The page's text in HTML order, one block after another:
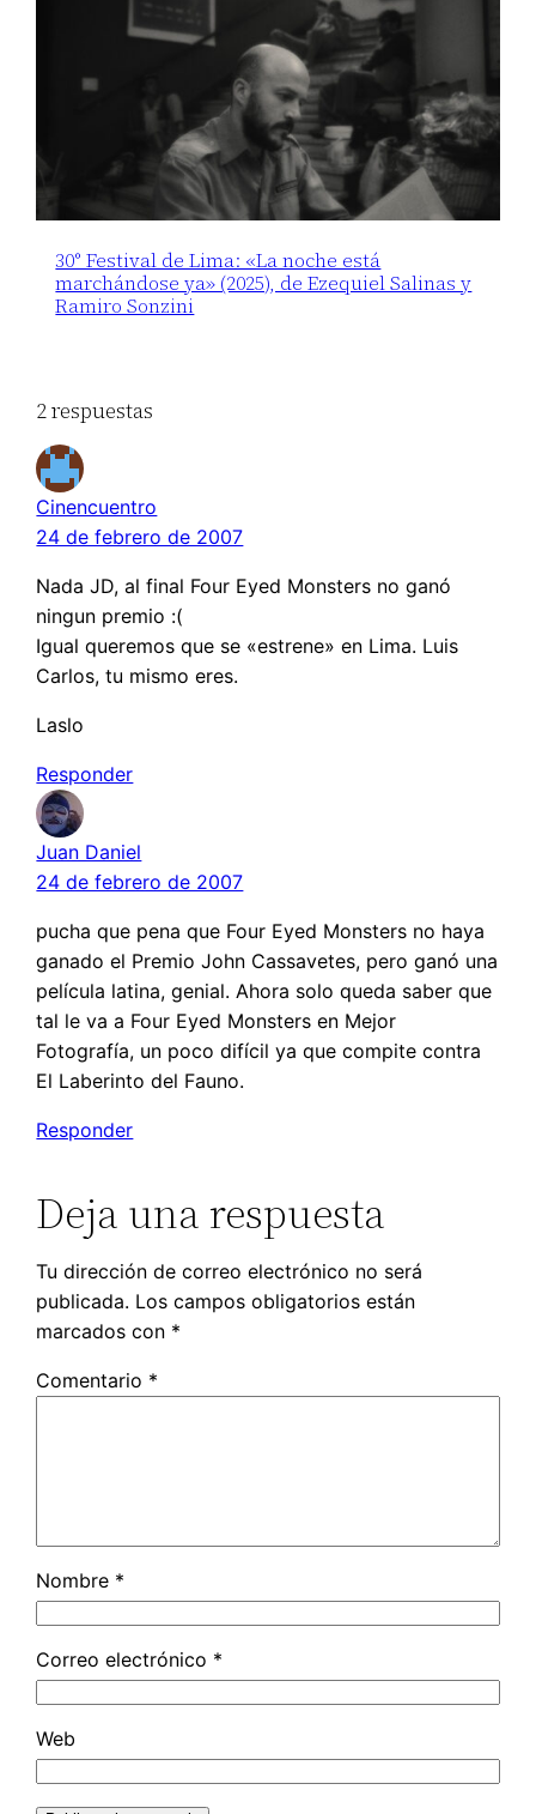
30° Festival de Lima: «La noche está
marchándose ya» (2025), de Ezequiel Salinas y
Ramiro Sonzini
2 respuestas
Cinencuentro
24 de febrero de 2007
Nada JD, al final Four Eyed Monsters no ganó
ningun premio :(
Igual queremos que se «estrene» en Lima. Luis
Carlos, tu mismo eres.
Laslo
Responder
Juan Daniel
24 de febrero de 2007
pucha que pena que Four Eyed Monsters no haya
ganado el Premio John Cassavetes, pero ganó una
película latina, genial. Ahora solo queda saber que
tal le va a Four Eyed Monsters en Mejor
Fotografía, un poco difícil ya que compite contra
El Laberinto del Fauno.
Responder
Deja una respuesta
Tu dirección de correo electrónico no será
publicada. Los campos obligatorios están
marcados con *
Comentario *
Nombre *
Correo electrónico *
Web